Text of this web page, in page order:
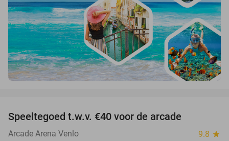
Speeltegoed t.w.v. €40 voor de arcade
Arcade Arena Venlo 9.8 star